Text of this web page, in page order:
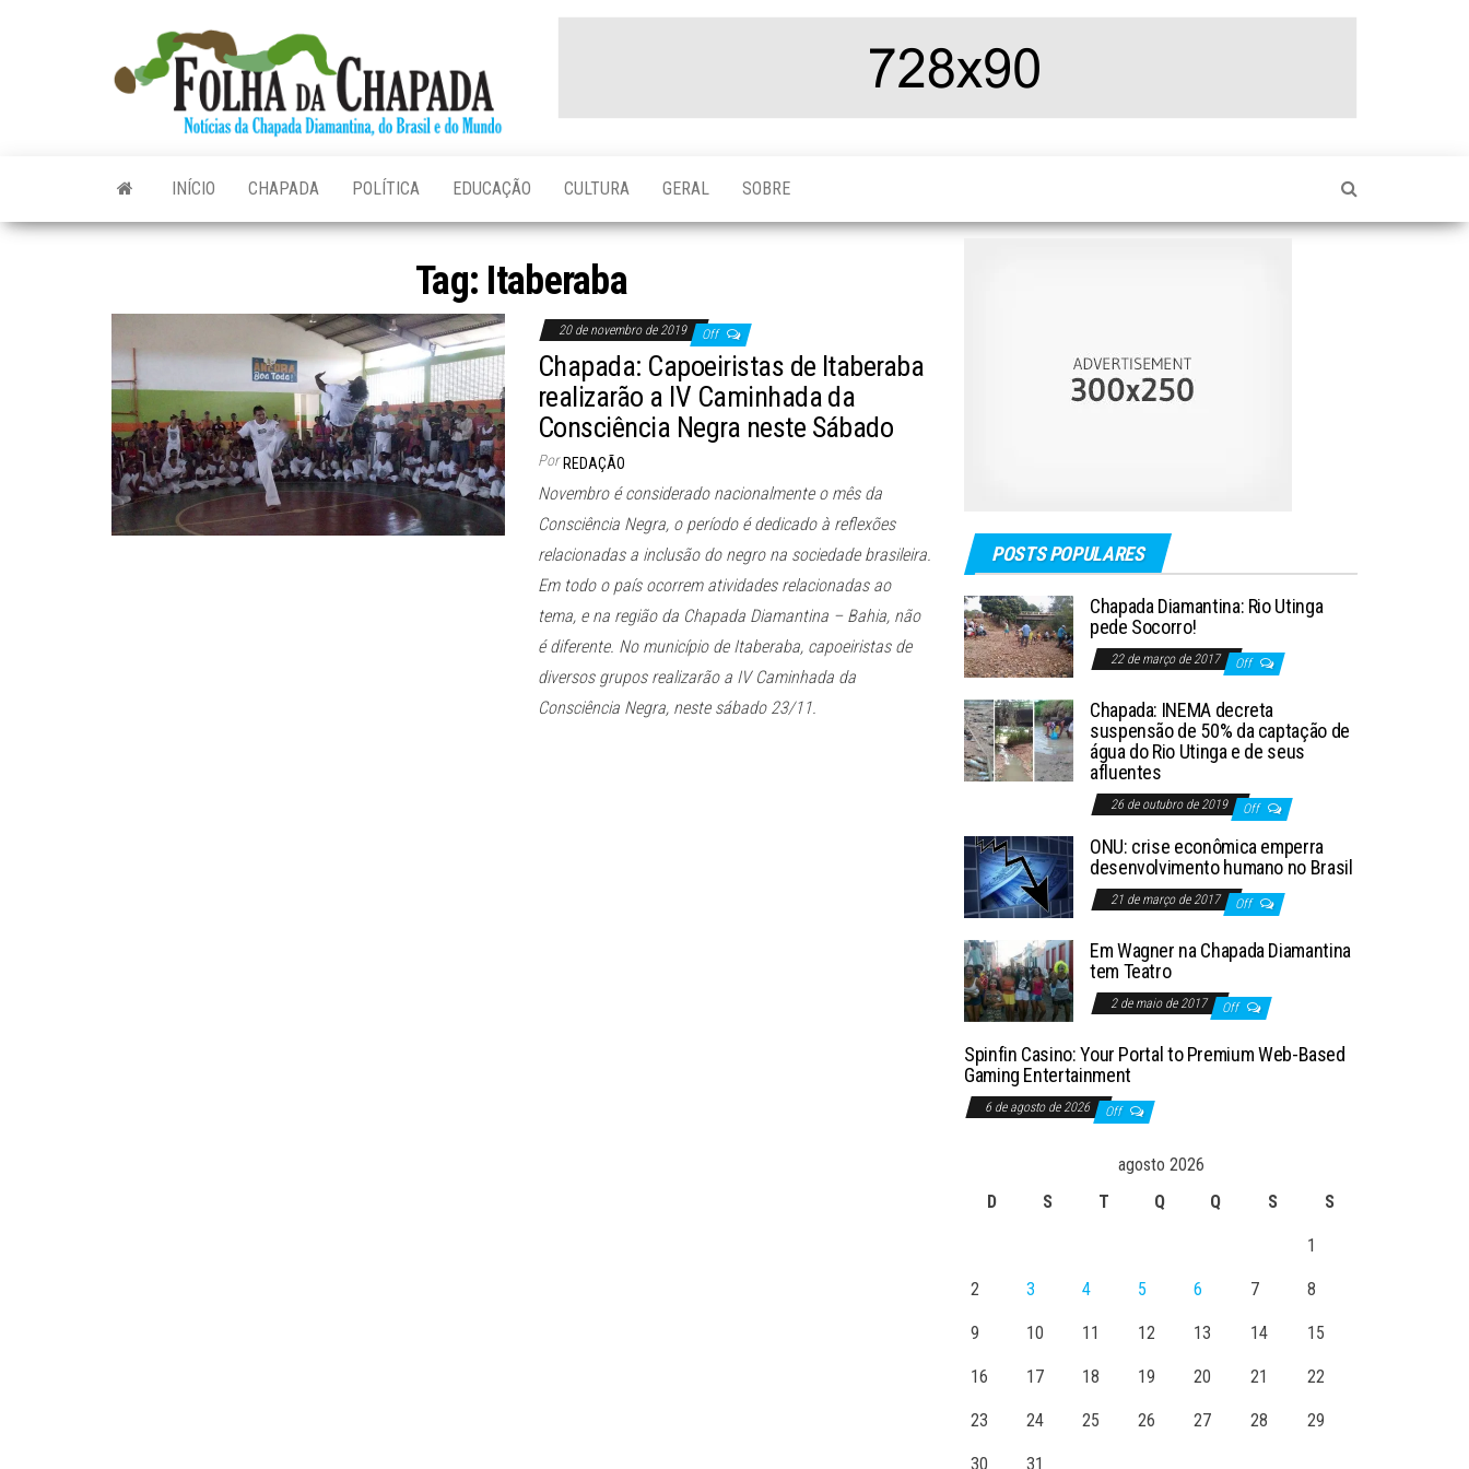
do Brasil e
INÍCIO CHAPADA POLÍTICA EDUCAÇÃO CULTURA GERAL SOBRE
Tag: Itaberaba
20 de novembro de 2019 Off
Chapada: Capoeiristas de Itaberaba
realizarão a IV Caminhada da
Consciência Negra neste Sábado
Por REDAÇÃO
Novembro é considerado nacionalmente o mês da
Consciência Negra, o período é dedicado à reflexões
relacionadas a inclusão do negro na sociedade brasileira.
Em todo o país ocorrem atividades relacionadas ao
tema, e na região da Chapada Diamantina – Bahia, não
é diferente. No município de Itaberaba, capoeiristas de
diversos grupos realizarão a IV Caminhada da
Consciência Negra, neste sábado 23/11.
POSTS POPULARES
Chapada Diamantina: Rio Utinga
pede Socorro!
22 de março de 2017 Off
Chapada: INEMA decreta
suspensão de 50% da captação de
água do Rio Utinga e de seus
afluentes
26 de outubro de 2019 Off
ONU: crise econômica emperra
desenvolvimento humano no Brasil
21 de março de 2017 Off
Em Wagner na Chapada Diamantina
tem Teatro
2 de maio de 2017 Off
Spinfin Casino: Your Portal to Premium Web-Based
Gaming Entertainment
6 de agosto de 2026 Off
agosto 2026
D
S T Q Q S S
1
2 3 4 5 6 7 8
9 10 11 12 13 14 15
16 17 18 19 20 21 22
23 24 25 26 27 28 29
30 31